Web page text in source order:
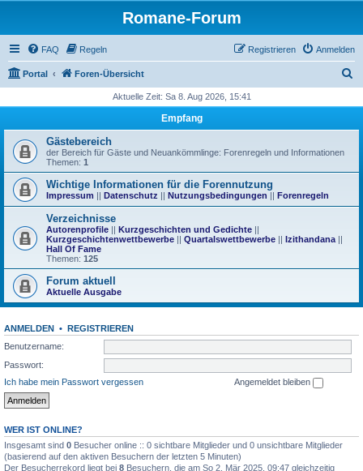
Romane-Forum
FAQ Regeln Anmelden
Registrieren
Portal Foren-Übersicht
h
Aktuelle Zeit: Sa 8. Aug 2026, 15:41
Empfang
Gästebereich
der Bereich für Gäste und Neuankömmlinge: Forenregeln und Informationen
Themen: 1
Wichtige Informationen für die Forennutzung
Impressum || Datenschutz || Nutzungsbedingungen || Forenregeln
Verzeichnisse
Autorenprofile || Kurzgeschichten und Gedichte ||
Kurzgeschichtenwettbewerbe || Quartalswettbewerbe || Izithandana ||
Hall Of Fame
Themen: 125
Forum aktuell
Aktuelle Ausgabe
ANMELDEN • REGISTRIEREN
Benutzername:
Passwort:
Ich habe mein Passwort vergessen
Angemeldet bleiben
WER IST ONLINE?
Insgesamt sind 0 Besucher online :: 0 sichtbare Mitglieder und 0 unsichtbare Mitglieder
(basierend auf den aktiven Besuchern der letzten 5 Minuten)
Der Besucherrekord liegt bei 8 Besuchern, die am So 2. Mär 2025, 09:47 gleichzeitig